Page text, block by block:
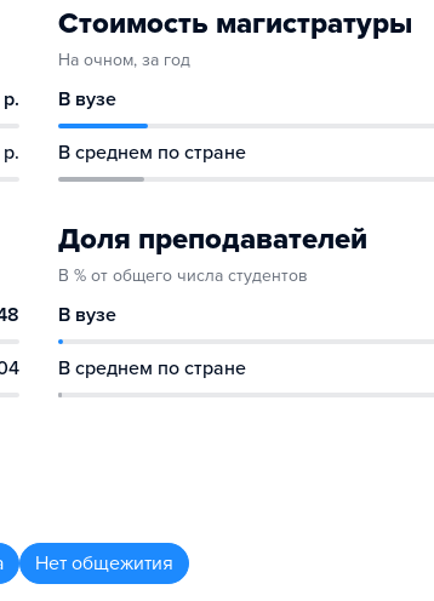
Стоимость магистратуры
На очном, за год
В вузе
В среднем по стране
Доля преподавателей
В % от общего числа студентов
В вузе
В среднем по стране
Нет общежития